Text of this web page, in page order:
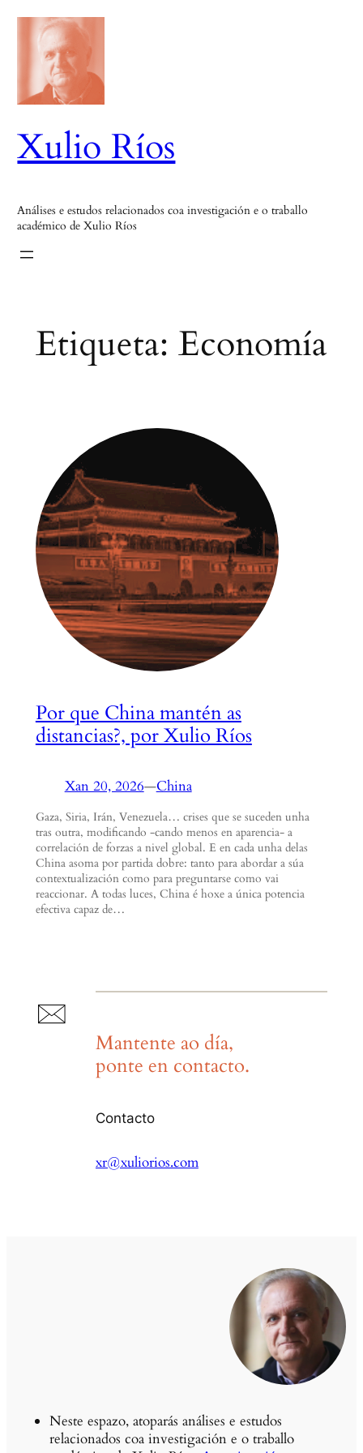
Saltar
contido
Xulio Ríos
Análises e estudos relacionados coa investigación e o traballo
académico de Xulio Ríos
Etiqueta: Economía
Por que China mantén as
distancias?, por Xulio Ríos
Xan 20, 2026—China
Gaza, Siria, Irán, Venezuela… crises que se suceden unha
tras outra, modificando -cando menos en aparencia- a
correlación de forzas a nivel global. E en cada unha delas
China asoma por partida dobre: tanto para abordar a súa
contextualización como para preguntarse como vai
reaccionar. A todas luces, China é hoxe a única potencia
efectiva capaz de…
Mantente ao día,
ponte en contacto.
Contacto
xr@xuliorios.com
Neste espazo, atoparás análises e estudos
relacionados coa investigación e o traballo